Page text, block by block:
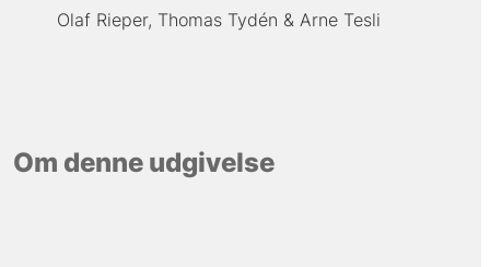
Olaf Rieper Thomas Tydén Arne Tesli
Om denne udgivelse